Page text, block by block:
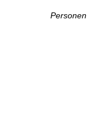
Personen